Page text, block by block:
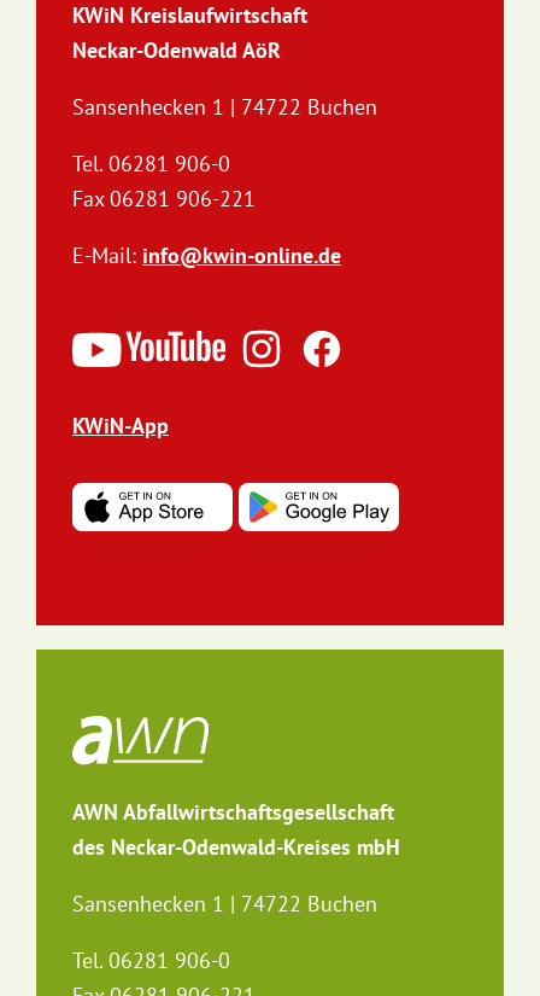
KWiN Kreislaufwirtschaft
Neckar-Odenwald AöR
Sansenhecken 1 | 74722 Buchen
Tel. 06281 906-0
Fax 06281 906-221
E-Mail: info@kwin-online.de
KWiN-App
AWN Abfallwirtschaftsgesellschaft
des Neckar-Odenwald-Kreises mbH
Sansenhecken 1 | 74722 Buchen
Tel. 06281 906-0